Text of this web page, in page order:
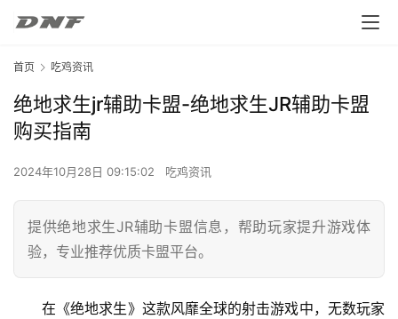
首页 吃鸡资讯
绝地求生jr辅助卡盟-绝地求生JR辅助卡盟
购买指南
2024年10月28日 09:15:02 吃鸡资讯
提供绝地求生JR辅助卡盟信息，帮助玩家提升游戏体
验，专业推荐优质卡盟平台。
在《绝地求生》这款风靡全球的射击游戏中，无数玩家